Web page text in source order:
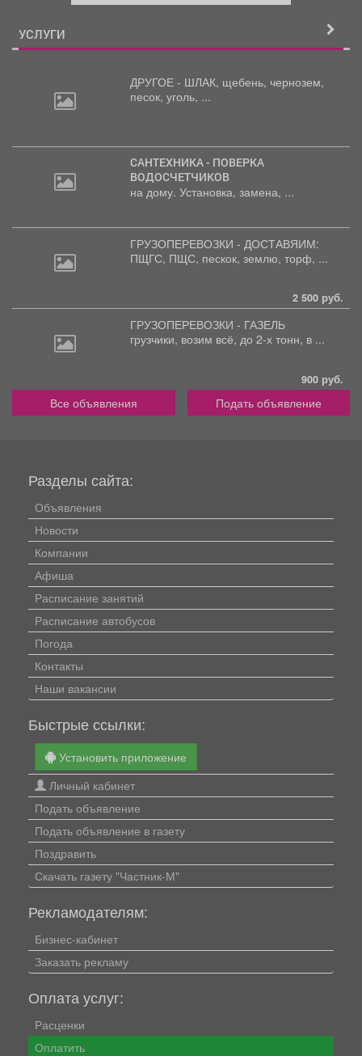
УСЛУГИ
ДРУГОЕ - ШЛАК, щебень, чернозем,
песок, уголь, ...
САНТЕХНИКА - ПОВЕРКА
ВОДОСЧЕТЧИКОВ
на дому. Установка, замена, ...
ГРУЗОПЕРЕВОЗКИ - ДОСТАВЯИМ:
ПЩГС, ПЩС, пескок, землю, торф, ...
2 500 руб.
ГРУЗОПЕРЕВОЗКИ - ГАЗЕЛЬ
грузчики, возим всё, до 2-х тонн, в ...
900 руб.
Все объявления Подать объявление
Разделы сайта:
Объявления
Новости
Компании
Афиша
Расписание занятий
Расписание автобусов
Погода
Контакты
Наши вакансии
Быстрые ссылки:
Установить приложение
Личный кабинет
Подать объявление
Подать объявление в газету
Поздравить
Скачать газету "Частник-М"
Рекламодателям:
Бизнес-кабинет
Заказать рекламу
Оплата услуг:
Расценки
Оплатить